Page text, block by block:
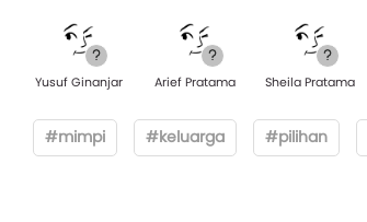
Yusuf Ginanjar Arief Pratama Sheila Pratama
#mimpi #keluarga #pilihan